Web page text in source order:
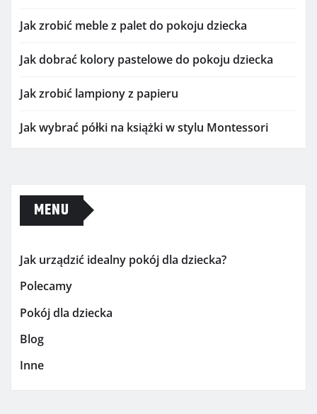
Jak zrobić meble z palet do pokoju dziecka
Jak dobrać kolory pastelowe do pokoju dziecka
Jak zrobić lampiony z papieru
Jak wybrać półki na książki w stylu Montessori
MENU
Jak urządzić idealny pokój dla dziecka?
Polecamy
Pokój dla dziecka
Blog
Inne